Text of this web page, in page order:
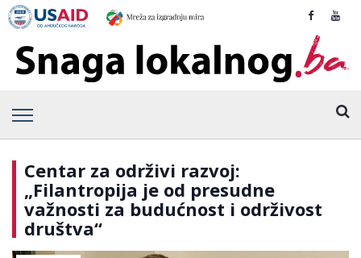
Centar za održivi razvoj:
„Filantropija je od presudne
važnosti za budućnost i održivost
društva“